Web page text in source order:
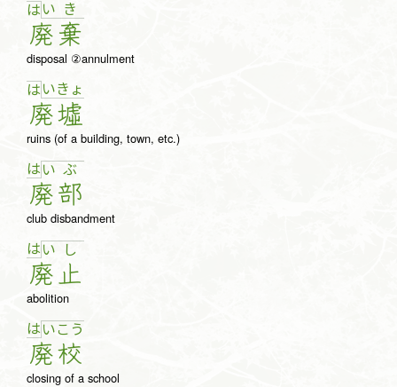
は い
廃
き
棄
disposal ②annulment
はい
廃
きょ
墟
ruins (of a building, town, etc.)
はい
廃
ぶ
部
club disbandment
は い
廃
し
止
abolition
はい
廃
こ う
校
closing of a school